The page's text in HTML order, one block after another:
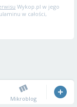
Wykop.pl w jego
w całości,
Mikroblog